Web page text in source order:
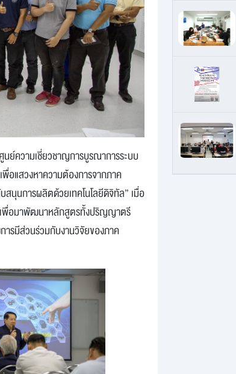
ย์ความเชี่ยวชาญการบูรณาการระบบ
อแสวงหาความต้องการจากภาค
นุนการผลิตด้วยเทคโนโลยีดิจิทัล” เมื่อ
เพื่อมาพัฒนาหลักสูตรทั้งปริญญาตรี
รมีส่วนร่วมกับงานวิจัยของภาค